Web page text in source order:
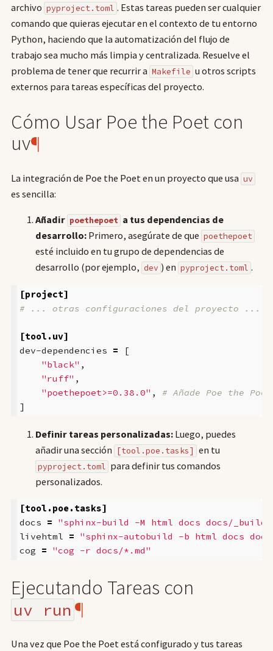
archivo pyproject.toml . Estas tareas pueden ser cualquier
comando que quieras ejecutar en el contexto de tu entorno
Python, haciendo que la automatización del flujo de
trabajo sea mucho más limpia y centralizada. Resuelve el
problema de tener que recurrir a Makefile u otros scripts
externos para tareas específicas del proyecto.
Cómo Usar Poe the Poet con
uv¶
La integración de Poe the Poet en un proyecto que usa uv
es sencilla:
Añadir poethepoet a tus dependencias de
desarrollo:Primero, asegúrate de que poethepoet
esté incluido en tu grupo de dependencias de
desarrollo (por ejemplo, dev ) en pyproject.toml .
[project]
# ... otras configuraciones del proyecto ...
[tool.uv]
dev-dependencies
=
[
"black" ,
"ruff" ,
"poethepoet>=0.38.0" ,
# Añade Poe the
]
Definir tareas personalizadas:Luego, puedes
añadir una sección [tool.poe.tasks] en tu
pyproject.toml para definir tus comandos
personalizados.
[tool.poe.tasks]
docs
=
"sphinx-build -M html docs docs/_build"
livehtml
=
"sphinx-autobuild -b html docs
cog
= "cog -r docs/*.md"
Ejecutando Tareas con
uv run ¶
Una vez que Poe the Poet está configurado y tus tareas